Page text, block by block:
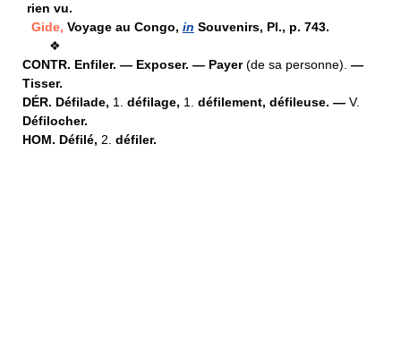
rien vu.
Gide, Voyage au Congo, in Souvenirs, Pl., p. 743.
❖
CONTR. Enfiler. — Exposer. — Payer(de sa personne). —
Tisser.
DÉR. Défilade, 1. défilage, 1. défilement, défileuse. — V.
Défilocher.
HOM. Défilé, 2. défiler.